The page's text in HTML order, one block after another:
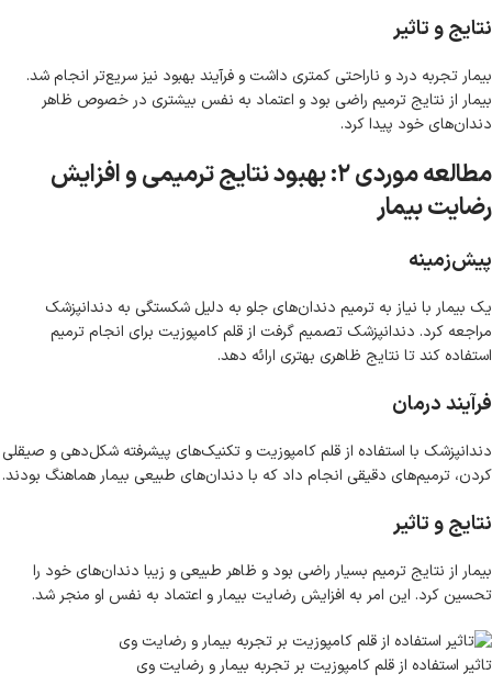
نتایج و تاثیر
بیمار تجربه درد و ناراحتی کمتری داشت و فرآیند بهبود نیز سریع‌تر انجام شد.
بیمار از نتایج ترمیم راضی بود و اعتماد به نفس بیشتری در خصوص ظاهر
دندان‌های خود پیدا کرد.
مطالعه موردی ۲: بهبود نتایج ترمیمی و افزایش
رضایت بیمار
پیش‌زمینه
یک بیمار با نیاز به ترمیم دندان‌های جلو به دلیل شکستگی به دندانپزشک
مراجعه کرد. دندانپزشک تصمیم گرفت از قلم کامپوزیت برای انجام ترمیم
استفاده کند تا نتایج ظاهری بهتری ارائه دهد.
فرآیند درمان
دندانپزشک با استفاده از قلم کامپوزیت و تکنیک‌های پیشرفته شکل‌دهی و صیقلی
کردن، ترمیم‌های دقیقی انجام داد که با دندان‌های طبیعی بیمار هماهنگ بودند.
نتایج و تاثیر
بیمار از نتایج ترمیم بسیار راضی بود و ظاهر طبیعی و زیبا دندان‌های خود را
تحسین کرد. این امر به افزایش رضایت بیمار و اعتماد به نفس او منجر شد.
تاثیر استفاده از قلم کامپوزیت بر تجربه بیمار و رضایت وی